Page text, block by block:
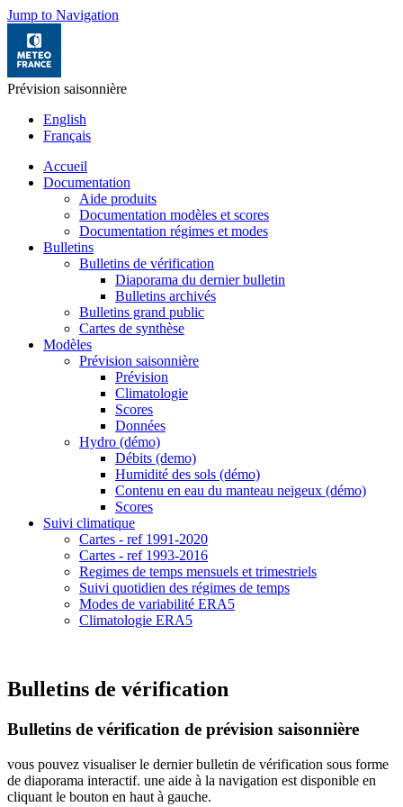
Jump to Navigation
Prévision saisonnière
English
Français
Accueil
Documentation
Aide produits
Documentation modèles et scores
Documentation régimes et modes
Bulletins
Bulletins de vérification
Diaporama du dernier bulletin
Bulletins archivés
Bulletins grand public
Cartes de synthèse
Modèles
Prévision saisonnière
Prévision
Climatologie
Scores
Données
Hydro (démo)
Débits (demo)
Humidité des sols (démo)
Contenu en eau du manteau neigeux (démo)
Scores
Suivi climatique
Cartes - ref 1991-2020
Cartes - ref 1993-2016
Regimes de temps mensuels et trimestriels
Suivi quotidien des régimes de temps
Modes de variabilité ERA5
Climatologie ERA5
Bulletins de vérification
Bulletins de vérification de prévision saisonnière
vous pouvez visualiser le dernier bulletin de vérification sous forme
de diaporama interactif. une aide à la navigation est disponible en
cliquant le bouton en haut à gauche.